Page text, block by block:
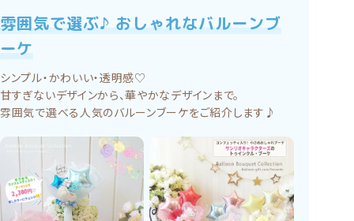
雰囲気で選ぶ♪ おしゃれなバルーンブ
ーケ
シンプル・かわいい・透明感♡
甘すぎないデザインから、華やかなデザインまで。
雰囲気で選べる人気のバルーンブーケをご紹介します♪